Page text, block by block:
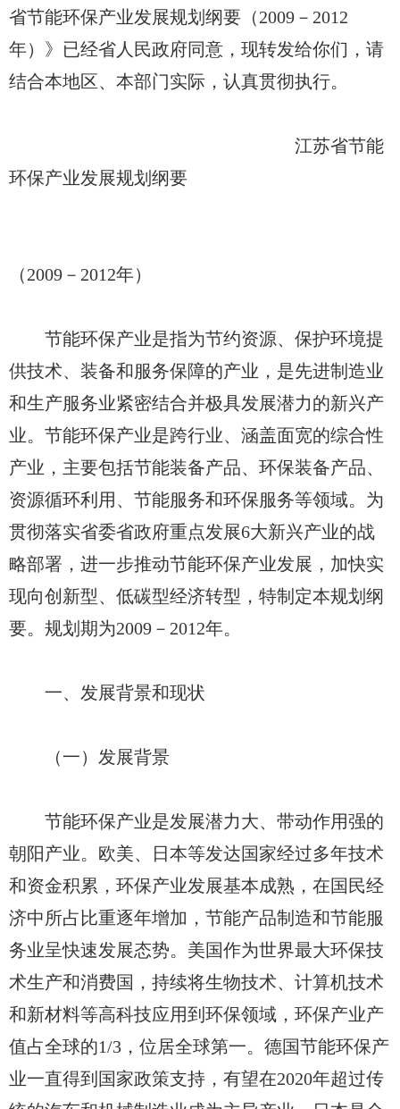
省节能环保产业发展规划纲要（2009－2012
年）》已经省人民政府同意，现转发给你们，请
结合本地区、本部门实际，认真贯彻执行。
江苏省节能
环保产业发展规划纲要
（2009－2012年）
节能环保产业是指为节约资源、保护环境提
供技术、装备和服务保障的产业，是先进制造业
和生产服务业紧密结合并极具发展潜力的新兴产
业。节能环保产业是跨行业、涵盖面宽的综合性
产业，主要包括节能装备产品、环保装备产品、
资源循环利用、节能服务和环保服务等领域。为
贯彻落实省委省政府重点发展6大新兴产业的战
略部署，进一步推动节能环保产业发展，加快实
现向创新型、低碳型经济转型，特制定本规划纲
要。规划期为2009－2012年。
一、发展背景和现状
（一）发展背景
节能环保产业是发展潜力大、带动作用强的
朝阳产业。欧美、日本等发达国家经过多年技术
和资金积累，环保产业发展基本成熟，在国民经
济中所占比重逐年增加，节能产品制造和节能服
务业呈快速发展态势。美国作为世界最大环保技
术生产和消费国，持续将生物技术、计算机技术
和新材料等高科技应用到环保领域，环保产业产
值占全球的1/3，位居全球第一。德国节能环保产
业一直得到国家政策支持，有望在2020年超过传